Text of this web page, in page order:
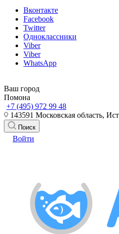
Вконтакте
Facebook
Twitter
Одноклассники
Viber
Viber
WhatsApp
Ваш город
Помона
+7 (495) 972 99 48
143591 Московская область,
Поиск
Войти